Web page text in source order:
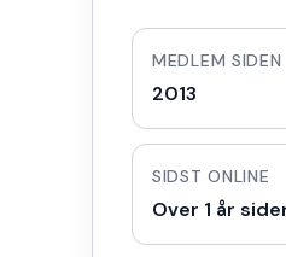
MEDLEM SIDEN
2013
SIDST ONLINE
Over 1 år